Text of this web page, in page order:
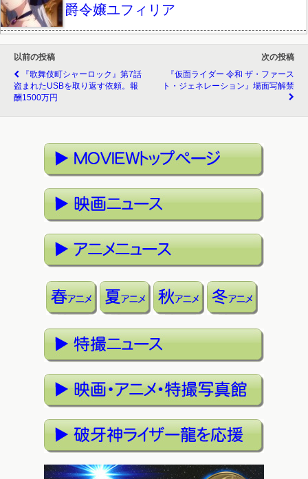
爵令嬢ユフィリア
以前の投稿
『歌舞伎町シャーロック』第7話
盗まれたUSBを取り返す依頼。報
酬1500万円
次の投稿
『仮面ライダー 令和 ザ・ファース
ト・ジェネレーション』場面写解禁